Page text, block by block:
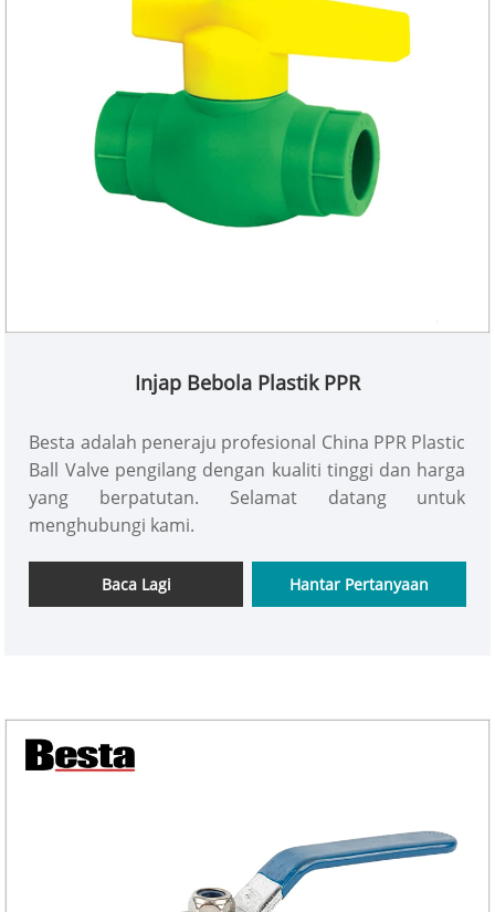
Injap Bebola Plastik PPR
Besta adalah peneraju profesional China PPR Plastic
Ball Valve pengilang dengan kualiti tinggi dan harga
yang berpatutan. Selamat datang untuk
menghubungi kami.
Baca Lagi Hantar Pertanyaan